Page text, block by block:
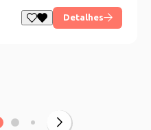
Detalhes